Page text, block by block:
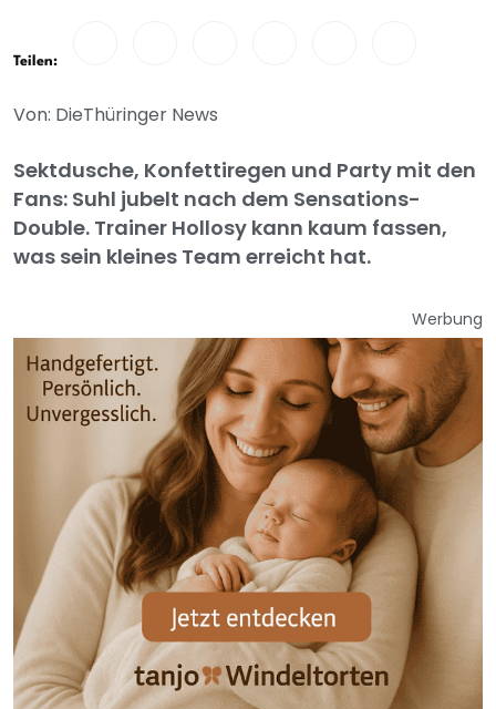
Teilen:
Von: DieThüringer News
Sektdusche, Konfettiregen und Party mit den
Fans: Suhl jubelt nach dem Sensations-
Double. Trainer Hollosy kann kaum fassen,
was sein kleines Team erreicht hat.
Werbung